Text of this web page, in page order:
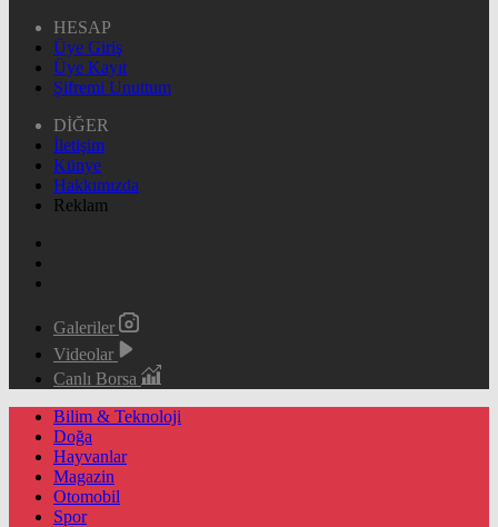
HESAP
Üye Giriş
Üye Kayıt
Şifremi Unuttum
DİĞER
İletişim
Künye
Hakkımızda
Reklam
Galeriler
Videolar
Canlı Borsa
Bilim & Teknoloji
Doğa
Hayvanlar
Magazin
Otomobil
Spor